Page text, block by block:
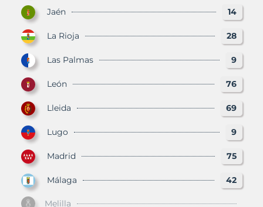
Jaén 14
La Rioja 28
Las Palmas 9
León 76
Lleida 69
Lugo 9
Madrid 75
Málaga 42
Melilla